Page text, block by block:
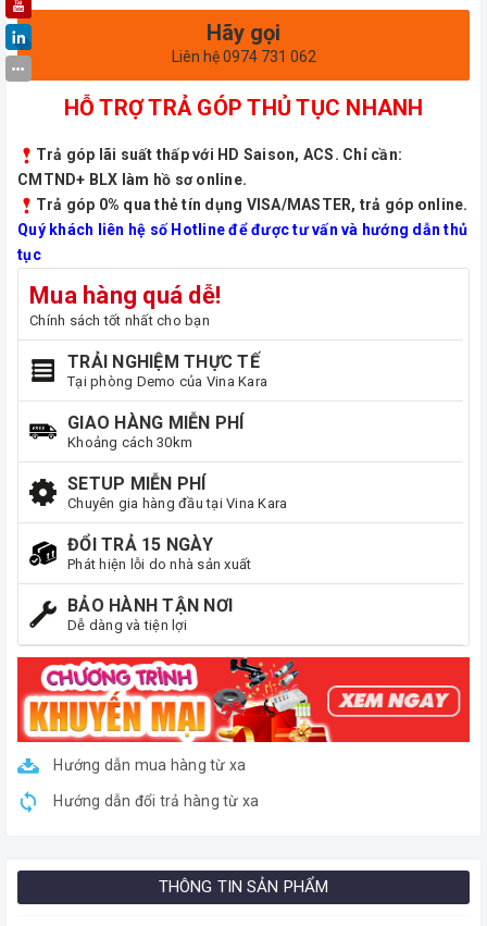
Hãy gọi
Liên hệ 0974 731 062
HỖ TRỢ TRẢ GÓP THỦ TỤC NHANH
Trả góp lãi suất thấp với HD Saison, ACS. Chỉ cần:
CMTND+ BLX làm hồ sơ online.
Trả góp 0% qua thẻ tín dụng VISA/MASTER, trả góp online.
Quý khách liên hệ số Hotline để được tư vấn và hướng dẫn thủ
tục
Mua hàng quá dễ!
Chính sách tốt nhất cho bạn
TRẢI NGHIỆM THỰC TẾ
Tại phòng Demo của Vina Kara
GIAO HÀNG MIỄN PHÍ
Khoảng cách 30km
SETUP MIỄN PHÍ
Chuyên gia hàng đầu tại Vina Kara
ĐỔI TRẢ 15 NGÀY
Phát hiện lỗi do nhà sản xuất
BẢO HÀNH TẬN NƠI
Dễ dàng và tiện lợi
Hướng dẫn mua hàng từ xa
Hướng dẫn đổi trả hàng từ xa
THÔNG TIN SẢN PHẨM